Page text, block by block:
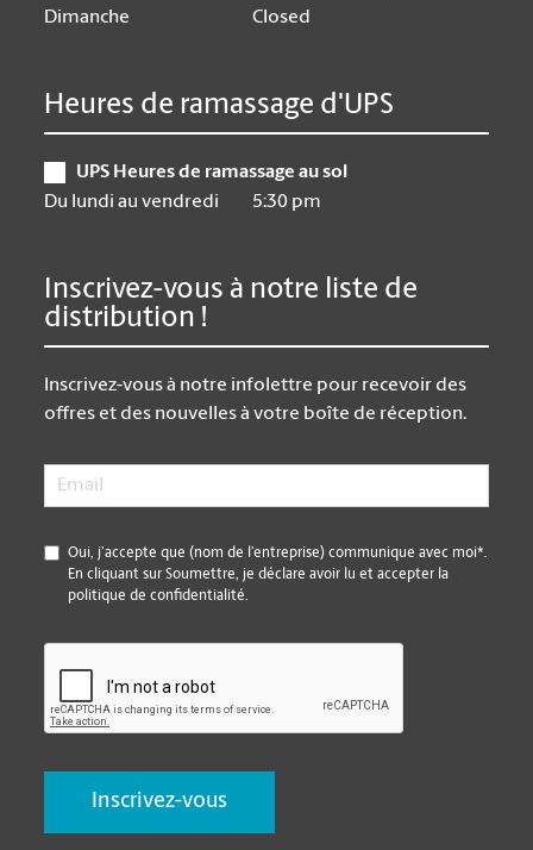
Dimanche
Closed
Heures de ramassage d'UPS
UPS Heures de ramassage au sol
Du lundi au vendredi
5:30 pm
Inscrivez-vous à notre liste de
distribution !
Inscrivez-vous à notre infolettre pour recevoir des
offres et des nouvelles à votre boîte de réception.
Email
*
Oui, j’accepte que (nom de l’entreprise) communique avec moi*.
En cliquant sur Soumettre, je déclare avoir lu et accepter la
politique de confidentialité.